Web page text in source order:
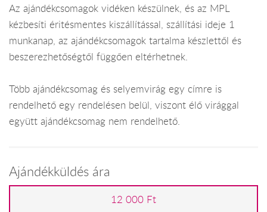
Az ajándékcsomagok vidéken készülnek, és az MPL
kézbesíti éritésmentes kiszállítással, szállítási ideje 1
munkanap, az ajándékcsomagok tartalma készlettől és
beszerezhetőségtől függően eltérhetnek.
Több ajándékcsomag és selyemvirág egy címre is
rendelhető egy rendelésen belül, viszont élő virággal
együtt ajándékcsomag nem rendelhető.
Ajándékküldés ára
12 000 Ft